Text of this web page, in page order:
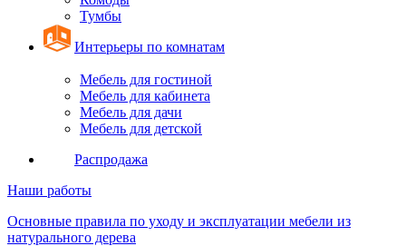
Тумбы
Интерьеры по комнатам
Мебель для гостиной
Мебель для кабинета
Мебель для дачи
Мебель для детской
Распродажа
Наши работы
Основные правила по уходу и эксплуатации мебели из
натурального дерева